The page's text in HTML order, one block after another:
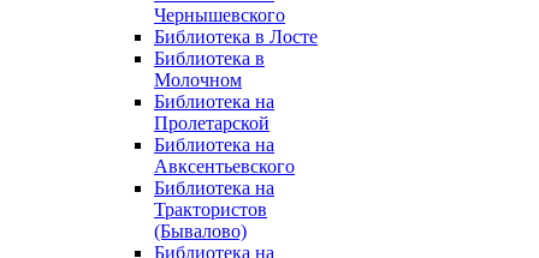
Чернышевского
Библиотека в Лосте
Библиотека в
Молочном
Библиотека на
Пролетарской
Библиотека на
Авксентьевского
Библиотека на
Трактористов
(Бывалово)
Библиотека на